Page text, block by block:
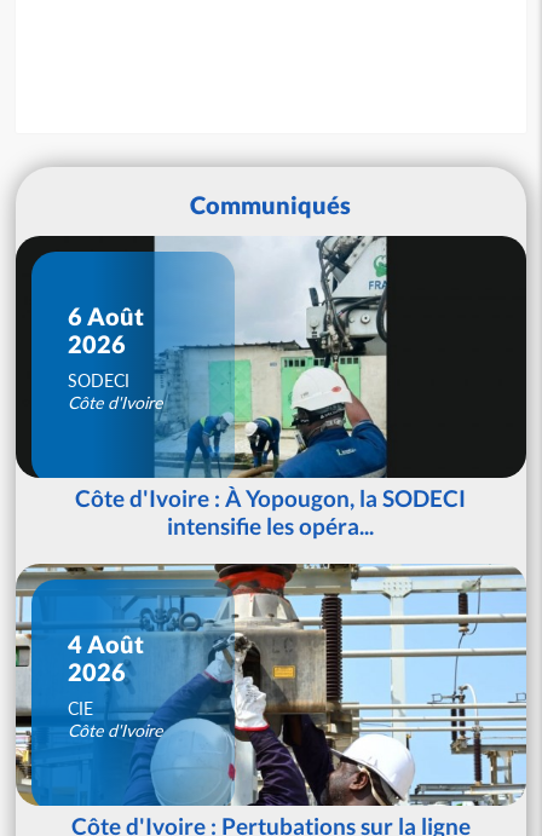
Communiqués
6 Août
2026
SODECI
Côte d'Ivoire
Côte d'Ivoire : À Yopougon, la SODECI
intensifie les opéra...
4 Août
2026
CIE
Côte d'Ivoire
Côte d'Ivoire : Pertubations sur la ligne